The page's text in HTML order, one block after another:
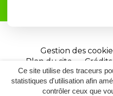
Ce site utilise des traceurs
statistiques d'utilisation afin
contrôler ceux que
Gestion des
Plan du site
Crédits
Site